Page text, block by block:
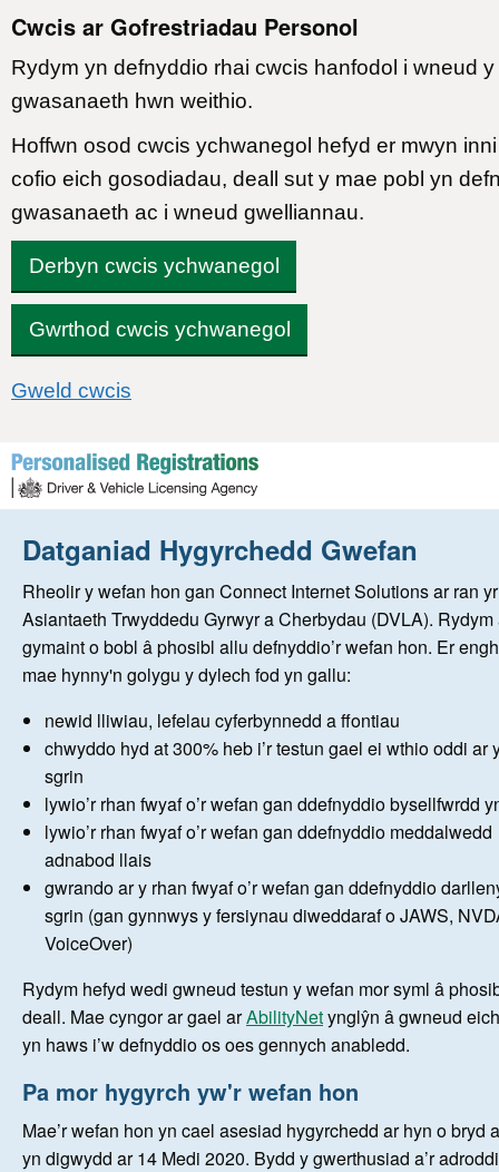
Cwcis ar Gofrestriadau Personol
Rydym yn defnyddio rhai cwcis hanfodol i wneud y
gwasanaeth hwn weithio.
Hoffwn osod cwcis ychwanegol hefyd er mwyn
cofio eich gosodiadau, deall sut y mae pobl yn
gwasanaeth ac i wneud gwelliannau.
Derbyn cwcis ychwanegol
Gwrthod cwcis ychwanegol
Gweld cwcis
Neidiwch i’r cynnwys
Hafan
Cofrestriadau newydd
Amdanom Ni
Ocsiynau
Rhoi Gwybod i Mi
Help
FY NGHYFRIF
Datganiad Hygyrchedd Gwefan
Rheolir y wefan hon gan Connect Internet Solutions ar ran yr
Asiantaeth Trwyddedu Gyrwyr a Cherbydau (DVLA). Rydym
gymaint o bobl â phosibl allu defnyddio’r wefan hon. Er
mae hynny'n golygu y dylech fod yn gallu:
newid lliwiau, lefelau cyferbynnedd a ffontiau
chwyddo hyd at 300% heb i’r testun gael ei wthio oddi ar
sgrin
lywio’r rhan fwyaf o’r wefan gan ddefnyddio bysellfwrdd
lywio’r rhan fwyaf o’r wefan gan ddefnyddio meddalwedd
adnabod llais
gwrando ar y rhan fwyaf o’r wefan gan ddefnyddio
sgrin (gan gynnwys y fersiynau diweddaraf o JAWS,
VoiceOver)
Rydym hefyd wedi gwneud testun y wefan mor syml â
deall. Mae cyngor ar gael arAbilityNetynglŷn â gwneud
yn haws i’w defnyddio os oes gennych anabledd.
Pa mor hygyrch yw'r wefan hon
Mae’r wefan hon yn cael asesiad hygyrchedd ar hyn o bryd
yn digwydd ar 14 Medi 2020. Bydd y gwerthusiad a’r